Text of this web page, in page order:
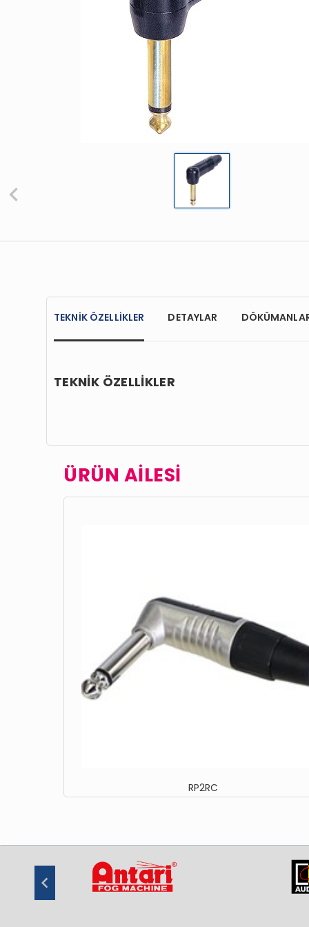
TEKNİK ÖZELLİKLER DETAYLAR
TEKNİK ÖZELLİKLER
ÜRÜN AİLESİ
RP2RC